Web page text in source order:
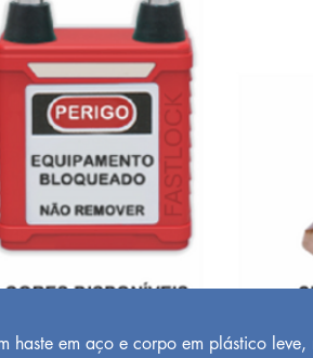
haste em aço e corpo em plástico